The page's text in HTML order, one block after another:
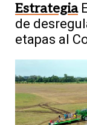
Estrategia
de
etapas al